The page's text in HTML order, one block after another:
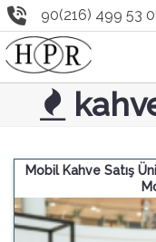
90(216) 499 53
Mobil Kahve Satış